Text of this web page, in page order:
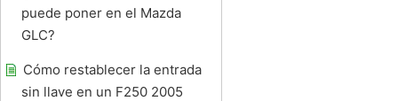
puede poner en el Mazda
GLC?
Cómo restablecer la entrada
sin llave en un F250 2005